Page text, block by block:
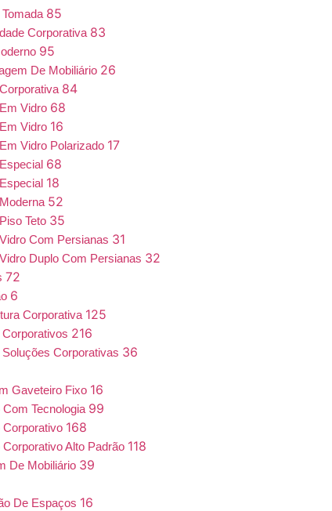
85
Corporativa 83
95
De Mobiliário 26
84
Vidro 68
Vidro 16
Vidro Polarizado 17
68
18
52
Teto 35
Com Persianas 31
Duplo Com Persianas 32
72
6
Corporativa 125
216
Corporativas 36
Gaveteiro Fixo 16
Com Tecnologia 99
Corporativo 168
Corporativo Alto Padrão 118
De Mobiliário 39
De Espaços 16